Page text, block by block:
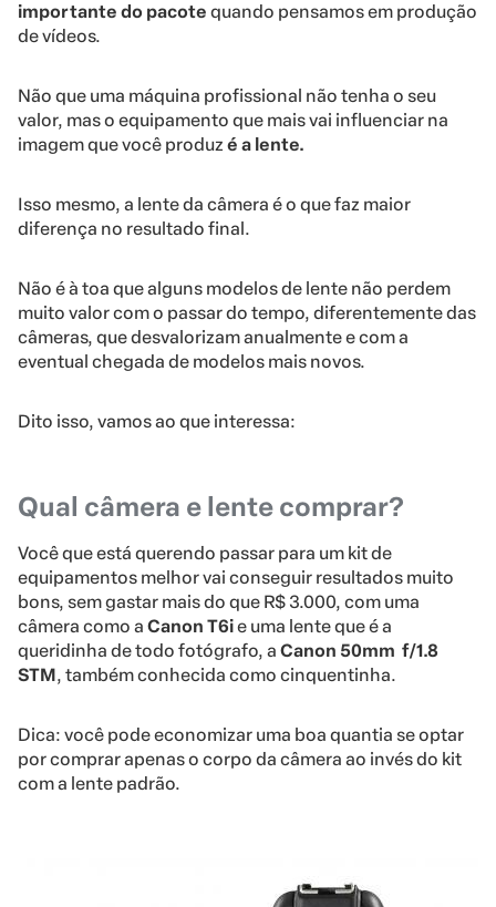
importante do pacote quando pensamos em produção
de vídeos.
Não que uma máquina profissional não tenha o seu
valor, mas o equipamento que mais vai influenciar na
imagem que você produz é a lente.
Isso mesmo, a lente da câmera é o que faz maior
diferença no resultado final.
Não é à toa que alguns modelos de lente não perdem
muito valor com o passar do tempo, diferentemente das
câmeras, que desvalorizam anualmente e com a
eventual chegada de modelos mais novos.
Dito isso, vamos ao que interessa:
Qual câmera e lente comprar?
Você que está querendo passar para um kit de
equipamentos melhor vai conseguir resultados muito
bons, sem gastar mais do que R$ 3.000, com uma
câmera como a Canon T6ie uma lente que é a
queridinha de todo fotógrafo, a Canon 50mm f/1.8
STM, também conhecida como cinquentinha.
Dica: você pode economizar uma boa quantia se optar
por comprar apenas o corpo da câmera ao invés do kit
com a lente padrão.